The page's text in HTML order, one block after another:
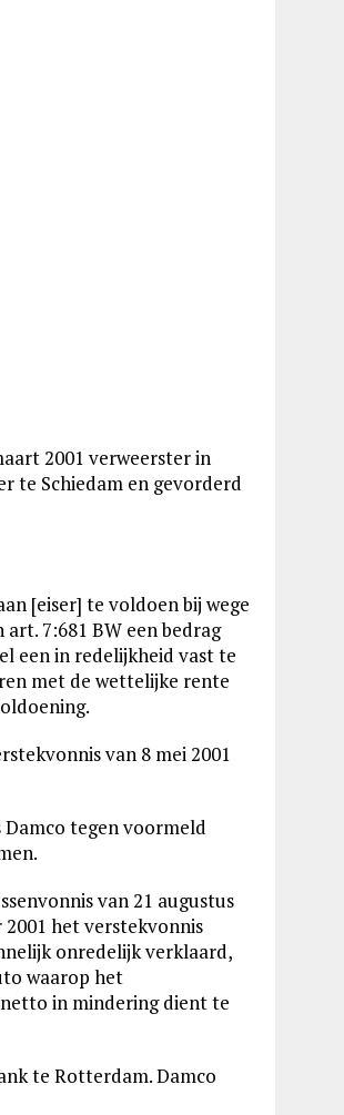
2001 verweerster in
te Schiedam en gevorderd
[eiser] te voldoen bij wege
7:681 BW een bedrag
een in redelijkheid vast te
met de wettelijke rente
van 8 mei 2001
Damco tegen voormeld
van 21 augustus
het verstekvonnis
onredelijk verklaard,
waarop het
netto in mindering dient te
te Rotterdam. Damco